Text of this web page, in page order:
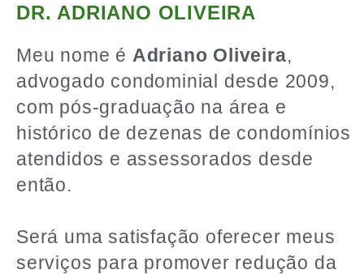
DR. ADRIANO OLIVEIRA
Meu nome é Adriano Oliveira,
advogado condominial desde 2009,
com pós-graduação na área e
histórico de dezenas de condomínios
atendidos e assessorados desde
então.
Será uma satisfação oferecer meus
serviços para promover redução da